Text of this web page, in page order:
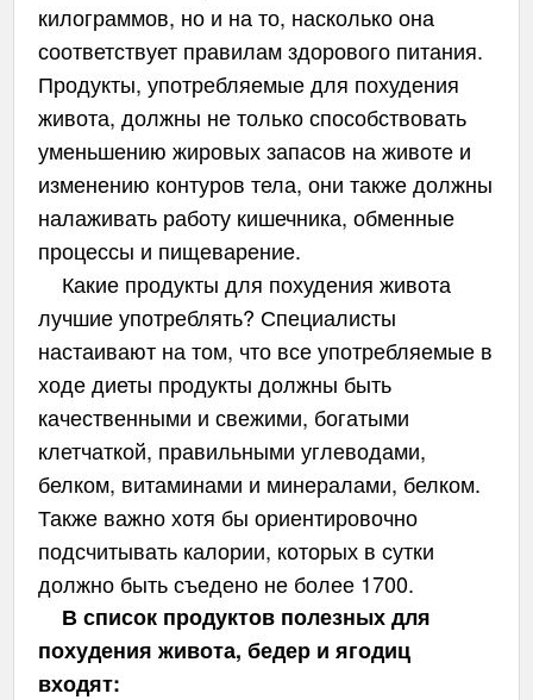
килограммов, но и на то, насколько она
соответствует правилам здорового питания.
Продукты, употребляемые для похудения
живота, должны не только способствовать
уменьшению жировых запасов на животе и
изменению контуров тела, они также должны
налаживать работу кишечника, обменные
процессы и пищеварение.
Какие продукты для похудения живота
лучшие употреблять? Специалисты
настаивают на том, что все употребляемые в
ходе диеты продукты должны быть
качественными и свежими, богатыми
клетчаткой, правильными углеводами,
белком, витаминами и минералами, белком.
Также важно хотя бы ориентировочно
подсчитывать калории, которых в сутки
должно быть съедено не более 1700.
В список продуктов полезных для
похудения живота, бедер и ягодиц
входят: